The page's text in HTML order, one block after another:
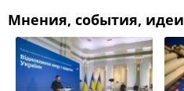
Мнения, события, идеи